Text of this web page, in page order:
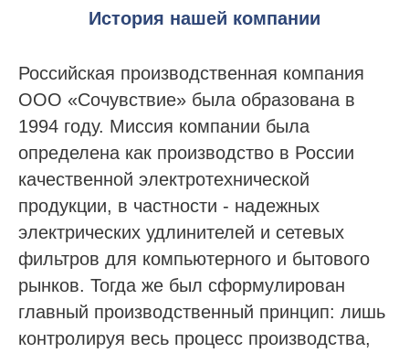
История нашей компании
Российская производственная компания
OOO «Сочувствие» была образована в
1994 году. Миссия компании была
определена как производство в России
качественной электротехнической
продукции, в частности - надежных
электрических удлинителей и сетевых
фильтров для компьютерного и бытового
рынков. Тогда же был сформулирован
главный производственный принцип: лишь
контролируя весь процесс производства,